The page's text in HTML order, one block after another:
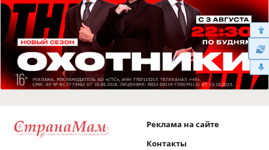
Реклама на сайте
Контакты